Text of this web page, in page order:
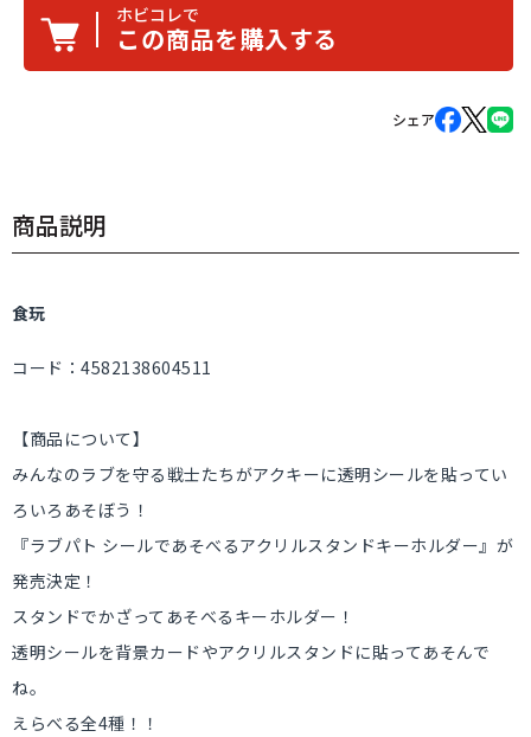
ホビコレで
この商品を購入する
シェア
商品説明
食玩
コード：4582138604511
【商品について】
みんなのラブを守る戦士たちがアクキーに透明シールを貼ってい
ろいろあそぼう！
『ラブパト シールであそべるアクリルスタンドキーホルダー』が
発売決定！
スタンドでかざってあそべるキーホルダー！
透明シールを背景カードやアクリルスタンドに貼ってあそんで
ね。
えらべる全4種！！